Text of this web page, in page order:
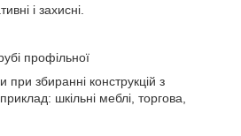
і захисні.
профільної
при збиранні конструкцій з
шкільні меблі, торгова,